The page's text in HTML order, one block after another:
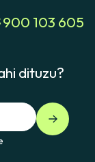
900 103 605
dituzu?